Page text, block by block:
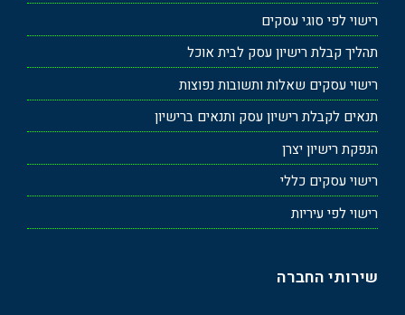
רישוי לפי סוגי עסקים
תהליך קבלת רישיון עסק לבית אוכל
רישוי עסקים שאלות ותשובות נפוצות
תנאים לקבלת רישיון עסק ותנאים ברישיון
הנפקת רישיון יצרן
רישוי עסקים כללי
רישוי לפי עיריות
שירותי החברה